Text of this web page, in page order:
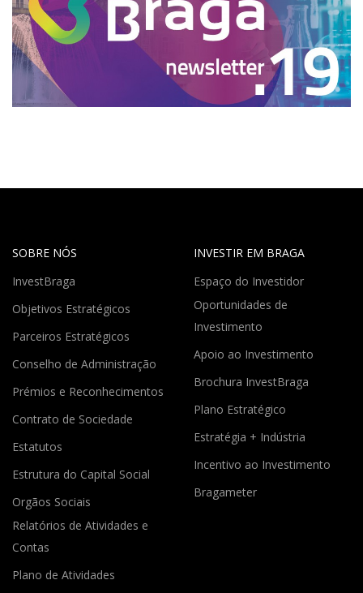
SOBRE NÓS
InvestBraga
Objetivos Estratégicos
Parceiros Estratégicos
Conselho de Administração
Prémios e Reconhecimentos
Contrato de Sociedade
Estatutos
Estrutura do Capital Social
Orgãos Sociais
Relatórios de Atividades e
Contas
Plano de Atividades
INVESTIR EM BRAGA
Espaço do Investidor
Oportunidades de
Investimento
Apoio ao Investimento
Brochura InvestBraga
Plano Estratégico
Estratégia + Indústria
Incentivo ao Investimento
Bragameter